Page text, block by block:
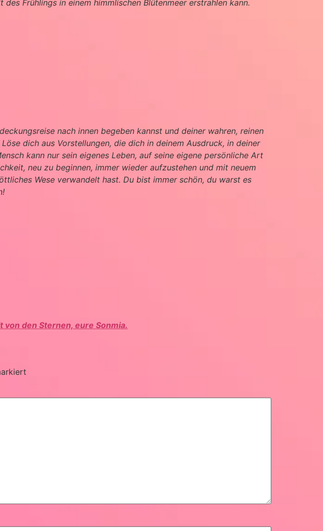
Frühlings in einem himmlischen Blütenmeer erstrahlen kann.
nach innen begeben kannst und deiner wahren, reinen
dich aus Vorstellungen, die dich in deinem Ausdruck, in deiner
kann nur sein eigenes Leben, auf seine eigene persönliche Art
neu zu beginnen, immer wieder aufzustehen und mit neuem
Wese verwandelt hast. Du bist immer schön, du warst es
den Sternen, eure Sonmia.